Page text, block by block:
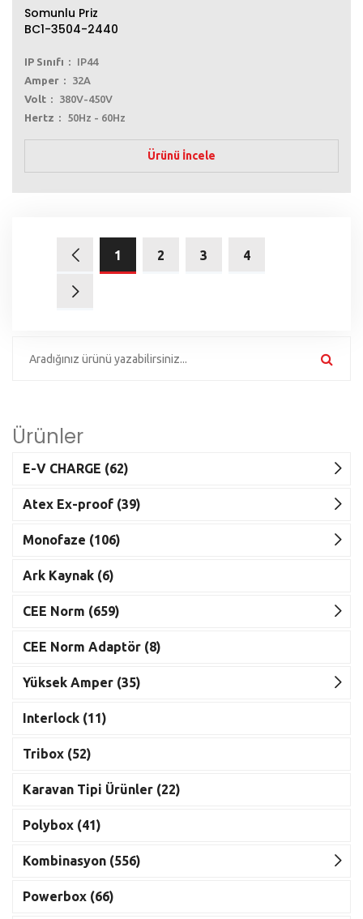
Somunlu Priz
BC1-3504-2440
IP Sınıfı
IP44
Amper
32A
Volt
380V-450V
Hertz
50Hz - 60Hz
Ürünü İncele
1 2 3 4
Ürünler
E-V CHARGE (62)
Atex Ex-proof (39)
Monofaze (106)
Ark Kaynak (6)
CEE Norm (659)
CEE Norm Adaptör (8)
Yüksek Amper (35)
Interlock (11)
Tribox (52)
Karavan Tipi Ürünler (22)
Polybox (41)
Kombinasyon (556)
Powerbox (66)